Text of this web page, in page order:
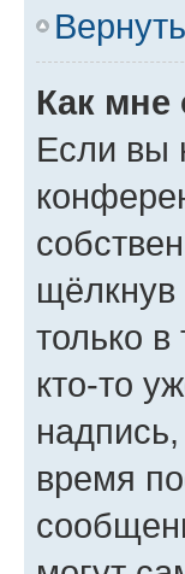
Как мне
Если вы
щёлкнув
только
кто-то
время